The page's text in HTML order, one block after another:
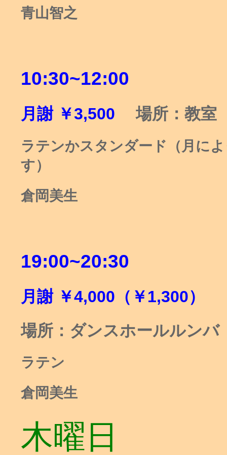
青山智之
10:30~12:00
月謝 ￥3,500 場所：教室
ラテンかスタンダード（月に
す）
倉岡美生
19:00~20:30
月謝 ￥4,000 （￥1,300）
場所：ダンスホールルンバ
ラテン
倉岡美生
木曜日